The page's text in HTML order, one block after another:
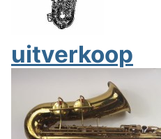
uitverkoop